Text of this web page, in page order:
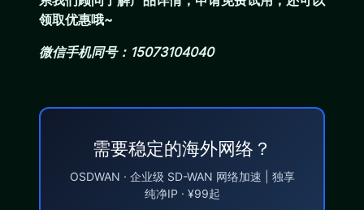
领取优惠哦~
微信手机同号：15073104040
需要稳定的海外网络？
OSDWAN · 企业级 SD-WAN 网络加速 | 独享
纯净IP · ¥99起